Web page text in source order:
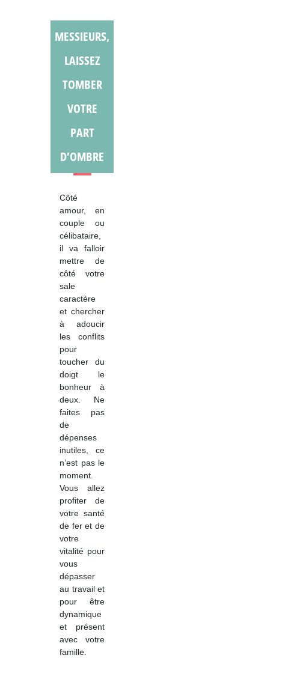
MESSIEURS,
LAISSEZ
TOMBER
VOTRE
PART
D’OMBRE
Côté
amour, en
couple ou
célibataire,
il va falloir
mettre de
côté votre
sale
caractère
et chercher
à adoucir
les conflits
pour
toucher du
doigt le
bonheur à
deux. Ne
faites pas
de
dépenses
inutiles, ce
n’est pas le
moment.
Vous allez
profiter de
votre santé
de fer et de
votre
vitalité pour
vous
dépasser
au travail et
pour être
dynamique
et présent
avec votre
famille.